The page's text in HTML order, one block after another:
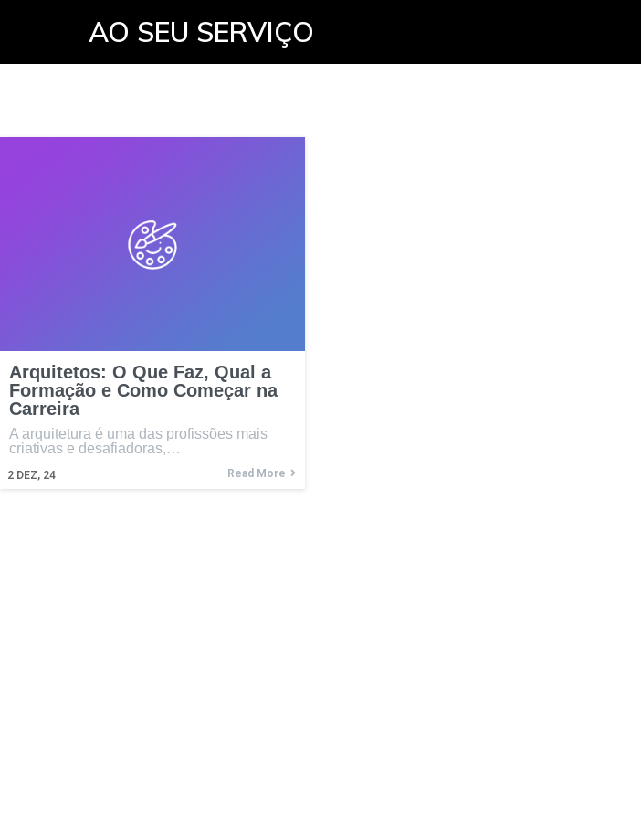
AO SEU SERVIÇO
Arquitetos: O Que Faz, Qual a
Formação e Como Começar na
Carreira
2 DEZ, 24
A arquitetura é uma das profissões mais
criativas e desafiadoras,…
Read More